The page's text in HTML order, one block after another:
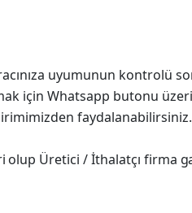
uyumunun kontrolü
için Whatsapp butonu
faydalanabilirsiniz.
Üretici / İthalatçı firma